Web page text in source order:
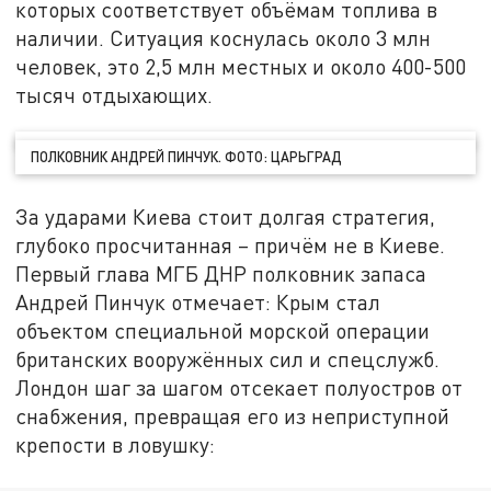
которых соответствует объёмам топлива в
наличии. Ситуация коснулась около 3 млн
человек, это 2,5 млн местных и около 400-500
тысяч отдыхающих.
ПОЛКОВНИК АНДРЕЙ ПИНЧУК. ФОТО: ЦАРЬГРАД
За ударами Киева стоит долгая стратегия,
глубоко просчитанная – причём не в Киеве.
Первый глава МГБ ДНР полковник запаса
Андрей Пинчук отмечает: Крым стал
объектом специальной морской операции
британских вооружённых сил и спецслужб.
Лондон шаг за шагом отсекает полуостров от
снабжения, превращая его из неприступной
крепости в ловушку: